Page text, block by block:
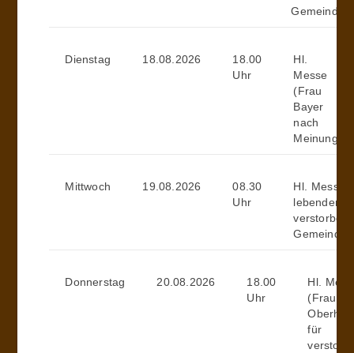
Dienstag 18.08.2026
18.00
Uhr
Hl.
Messe
(Frau
Bayer
nach
Meinung)
Mittwoch 19.08.2026
08.30
Uhr
Hl. Messe
lebenden
Donnerstag 20.08.2026
18.00
Uhr
Hl.
(Frau
für